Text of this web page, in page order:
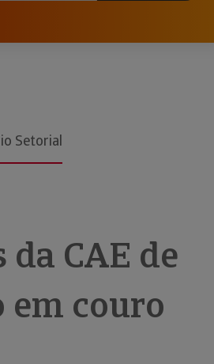
seus
Setorial
CAE de
em couro